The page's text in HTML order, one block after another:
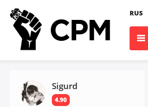
RUS
Sigurd
4.90